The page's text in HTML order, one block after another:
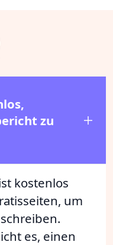
zu
kostenlos
um
es, einen